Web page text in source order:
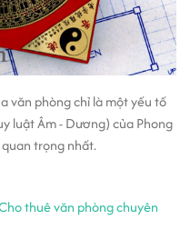
văn phòng chỉ là một yếu tố
luật Âm - Dương) của Phong
trọng nhất.
thuê văn phòng chuyên